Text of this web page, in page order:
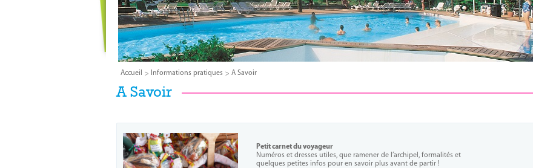
Accueil Informations pratiques A Savoir
A Savoir
Petit carnet du voyageur
Numéros et dresses utiles, que ramener de l’archipel, formalités et
quelques petites infos pour en savoir plus avant de partir !